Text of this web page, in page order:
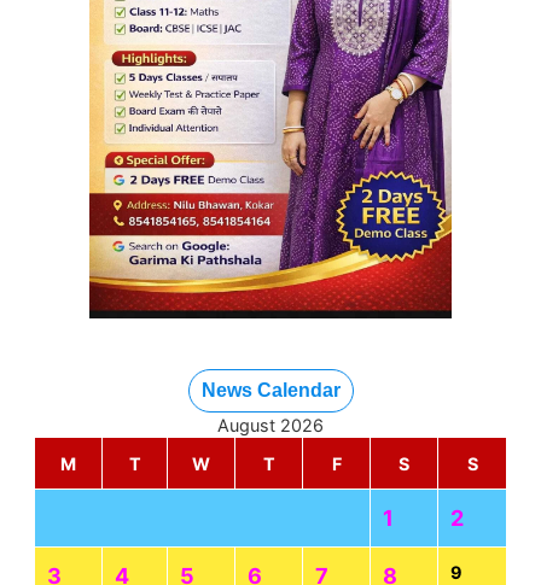
News Calendar
August 2026
M
T W T F S S
1 2
3 4 5 6 7 8 9